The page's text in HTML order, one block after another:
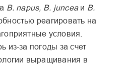
В. napus, B. junceaи В.
реагировать на
условия.
из-за погоды за счет
выращивания в